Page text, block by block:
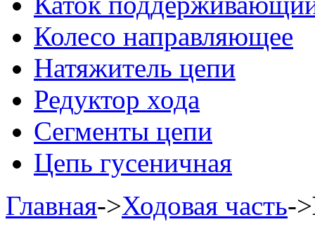
Колесо направляющее
Натяжитель цепи
Редуктор хода
Сегменты цепи
Цепь гусеничная
Главная->Ходовая часть->